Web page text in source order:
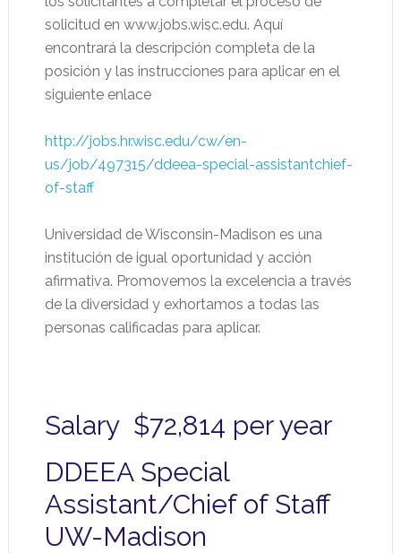
solicitud en www.jobs.wisc.edu. Aquí
encontrará la descripción completa de la
posición y las instrucciones para aplicar en el
siguiente enlace
http://jobs.hr.wisc.edu/cw/en-
us/job/497315/ddeea-special-assistantchief-
of-staff
Universidad de Wisconsin-Madison es una
institución de igual oportunidad y acción
afirmativa. Promovemos la excelencia a través
de la diversidad y exhortamos a todas las
personas calificadas para aplicar.
Salary $72,814 per year
DDEEA Special
Assistant/Chief of Staff
UW-Madison